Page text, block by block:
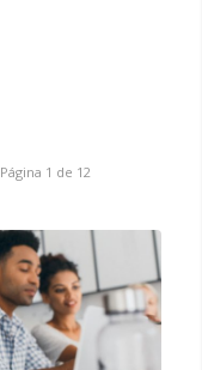
Página 1 de 12